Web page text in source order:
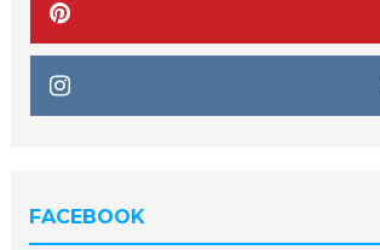
FACEBOOK